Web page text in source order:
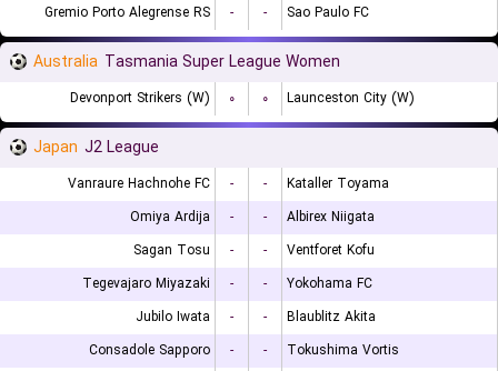
Gremio Porto Alegrense RS - - Sao Paulo FC
Australia Tasmania Super League Women
Devonport Strikers (W) ۰ ۰ Launceston City (W)
Japan J2 League
Vanraure Hachnohe FC - -
Kataller Toyama
Omiya Ardija
- -
Albirex Niigata
Sagan Tosu
- -
Ventforet Kofu
Tegevajaro Miyazaki
- -
Yokohama FC
Jubilo Iwata
- -
Blaublitz Akita
Consadole Sapporo
- -
Tokushima Vortis